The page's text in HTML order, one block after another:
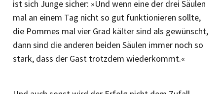
ist sich Junge sicher: »Und wenn eine der drei Säulen
mal an einem Tag nicht so gut funktionieren sollte,
die Pommes mal vier Grad kälter sind als gewünscht,
dann sind die anderen beiden Säulen immer noch so
stark, dass der Gast trotzdem wiederkommt.«